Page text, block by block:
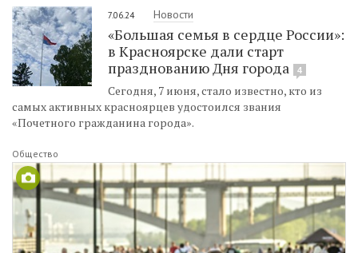
7.06.24 Новости
«Большая семья в сердце России»:
в Красноярске дали старт
празднованию Дня города
4
Сегодня, 7 июня, стало известно, кто из
самых активных красноярцев удостоился звания
«Почетного гражданина города».
Общество